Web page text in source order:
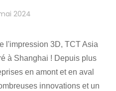
mai 2024
l'impression 3D, TCT Asia
à Shanghai ! Depuis plus
en amont et en aval
innovations et un